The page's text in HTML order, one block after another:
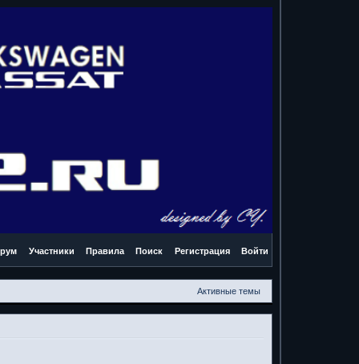
Участники Правила Поиск Регистрация Войти
Активные темы